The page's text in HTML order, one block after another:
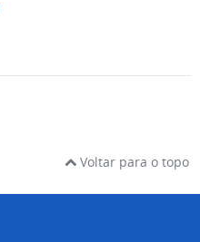
Voltar para o topo